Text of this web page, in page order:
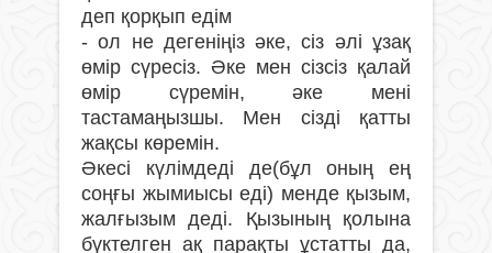
деп қорқып едім
- ол не дегеніңіз əке, сіз əлі ұзақ
өмір сүресіз. Əке мен сізсіз қалай
өмір сүремін, əке мені
тастамаңызшы. Мен сізді қатты
жақсы көремін.
Əкесі күлімдеді де(бұл оның ең
соңғы жымиысы еді) менде қызым,
жалғызым деді. Қызының қолына
бүктелген ақ парақты ұстатты да,